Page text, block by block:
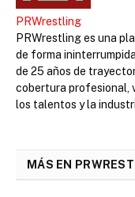
PRWrestling
PRWrestling es una
de forma
de 25 años de
cobertura profesional,
los talentos y la
MÁS EN